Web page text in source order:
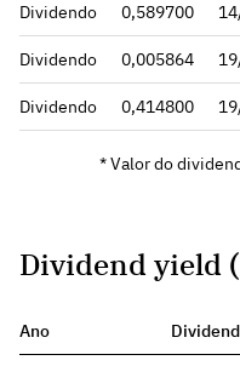
Dividendo 0,589700
Dividendo 0,005864
Dividendo 0,414800
* Valor do
Dividend yield
Ano